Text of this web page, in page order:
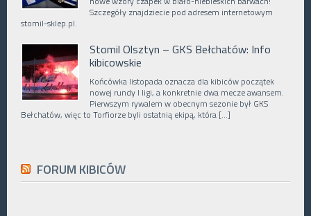
Szczegóły znajdziecie pod adresem internetowym
stomil-sklep.pl.
Stomil Olsztyn – GKS Bełchatów: Info
kibicowskie
Końcówka listopada oznacza dla kibiców początek
nowej rundy I ligi, a konkretnie dwa mecze awansem.
Pierwszym rywalem w obecnym sezonie był GKS
Bełchatów, więc to Torfiorze byli ostatnią ekipą, która […]
FORUM KIBICÓW